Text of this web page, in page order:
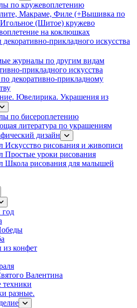
по кружевоплетению
Макраме, Филе (+Вышивка по
(Шитое) кружево
на коклюшках
прикладного искусства
журналы по другим видам
прикладного искусства
декоративно-прикладному
Ювелирика. Украшения из
по бисероплетению
литература по украшениям
дизайн
Искусство рисования и живописи
Простые уроки рисования
Школа рисования для малышей
из конфет
Валентина
техники
разные.